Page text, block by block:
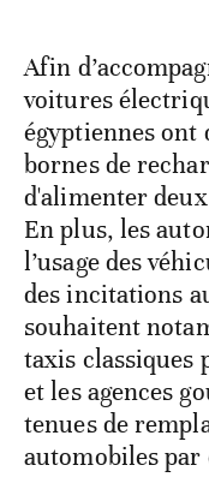
Afin
voitures
égyptiennes ont
bornes de
d'alimenter
En plus, les
l’usage des
des incitations
souhaitent
taxis classiques
et les agences
tenues de
automobiles par